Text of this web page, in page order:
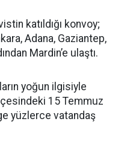
katıldığı konvoy;
Adana, Gaziantep,
Mardin’e ulaştı.
yoğun ilgisiyle
15 Temmuz
yüzlerce vatandaş